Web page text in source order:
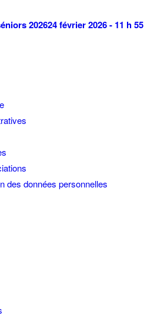
202624 février 2026 - 11 h 55
des données personnelles